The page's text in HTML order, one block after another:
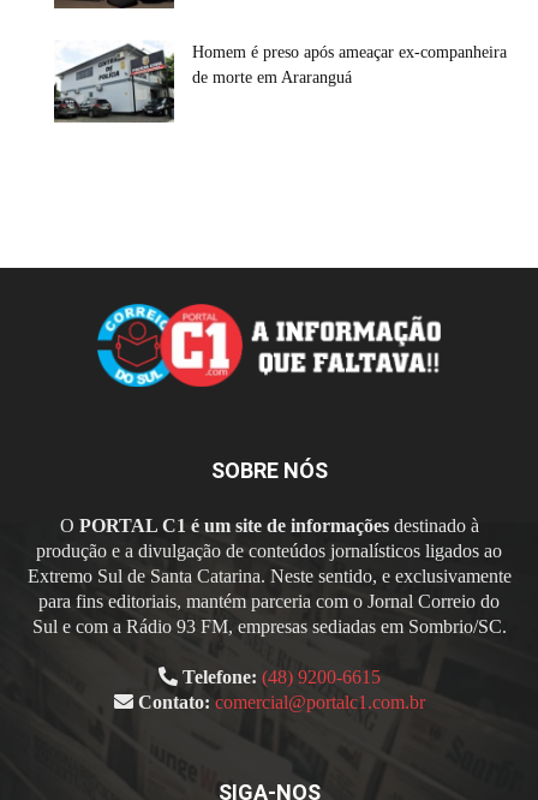
Homem é preso após ameaçar ex-companheira
de morte em Araranguá
SOBRE NÓS
O PORTAL C1 é um site de informaçõesdestinado à
produção e a divulgação de conteúdos jornalísticos ligados ao
Extremo Sul de Santa Catarina. Neste sentido, e exclusivamente
para fins editoriais, mantém parceria com o Jornal Correio do
Sul e com a Rádio 93 FM, empresas sediadas em Sombrio/SC.
Telefone: (48) 9200-6615
Contato: comercial@portalc1.com.br
SIGA-NOS